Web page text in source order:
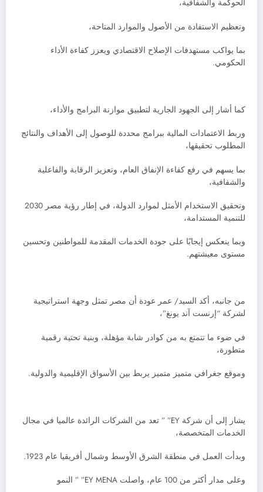
الحوكمة والشفافية،
وتعظيم الاستفادة من الأصول والموارد المتاحة،
بما يواكب مستهدفات الإصلاح الاقتصادي ويعزز كفاءة الأداء
الحكومي.
كما أشار إلى الجهود الجارية لتطبيق موازنة البرامج والأداء،
وربط الاعتمادات المالية ببرامج محددة للوصول إلى الأهداف والنتائج
المطلوب تحقيقها،
بما يسهم في رفع كفاءة الإنفاق العام، وتعزيز الرقابة والفاعلية
والشفافية،
وتحقيق الاستخدام الأمثل لموارد الدولة، في إطار رؤية مصر 2030
للتنمية المستدامة،
وبما ينعكس إيجابًا على جودة الخدمات المقدمة للمواطنين وتحسين
مستوى معيشتهم.
من جانبه، أكد السيد/ عمر عودة أن مصر تمثل وجهة استراتيجية
لشركة “إرنست آند يونغ”،
في ضوء ما تتمتع به من كوادر شابة مؤهلة، وبنية تحتية رقمية
متطورة،
وموقع جغرافي متميز متميز يربط بين الأسواق الإقليمية والدولية.
يشار إلى أن شركة EY” ” تعد من الشركات الرائدة عالميا في مجال
الخدمات المتخصصة،
وبدأت العمل في منطقة الشرق الأوسط وشمال أفريقيا عام 1923.
وعلى مدار أكثر من 100 عام، واصلت EY MENA” ” النمو